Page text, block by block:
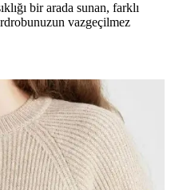
bir arada sunan, farklı
vazgeçilmez